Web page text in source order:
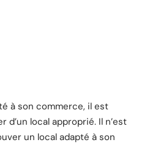
à son commerce, il est
d’un local approprié. Il n’est
un local adapté à son